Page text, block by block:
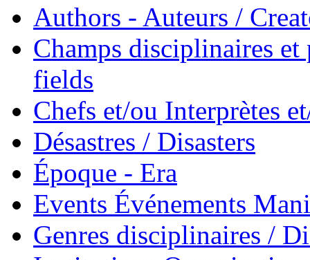
Authors - Auteurs /
Champs disciplinaires
fields
Chefs et/ou Interprètes
Désastres / Disasters
Époque - Era
Events Événements
Genres disciplinaires /